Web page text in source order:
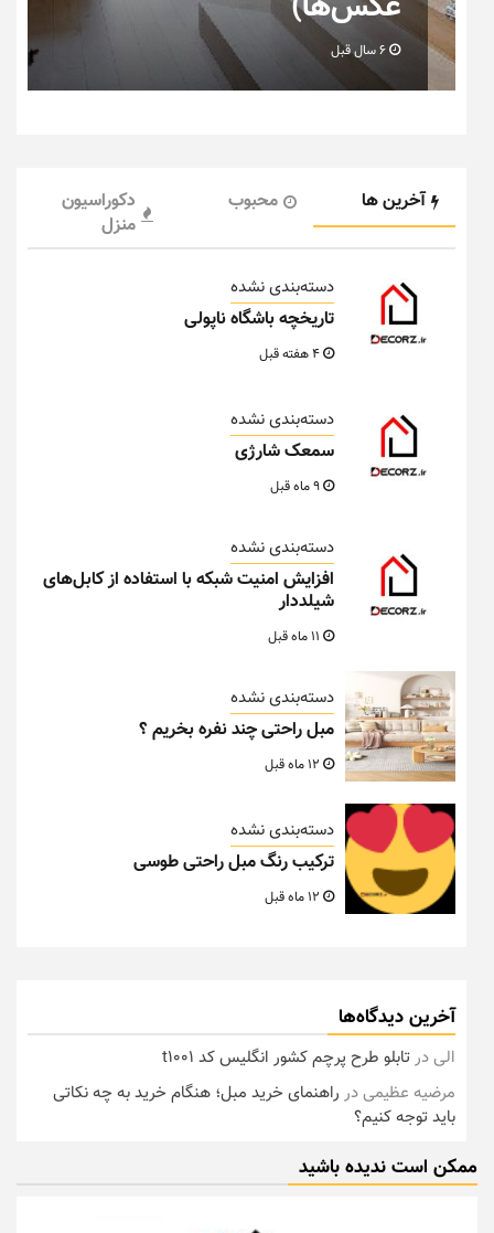
آخرین ها محبوب
دکوراسیون
منزل
دسته‌بندی نشده
تاریخچه باشگاه ناپولی
دسته‌بندی نشده
سمعک شارژی
دسته‌بندی نشده
افزایش امنیت شبکه با استفاده از کابل‌های
شیلددار
دسته‌بندی نشده
مبل راحتی چند نفره بخریم ؟
دسته‌بندی نشده
ترکیب رنگ مبل راحتی طوسی
آخرین دیدگاه‌ها
الیدرتابلو طرح پرچم کشور انگلیس کد t1001
مرضیه عظیمیدر راهنمای خرید مبل؛ هنگام خرید به چه نکاتی
باید توجه کنیم؟
ممکن است ندیده باشید